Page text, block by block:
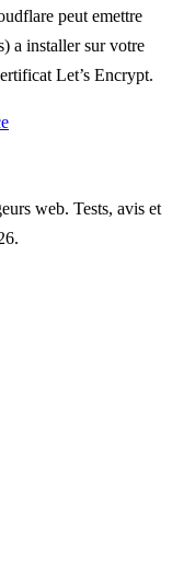
peut emettre
a installer sur votre
Let’s Encrypt.
web. Tests, avis et